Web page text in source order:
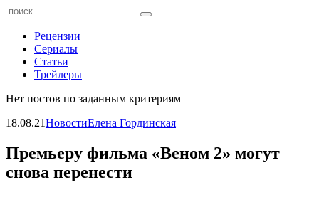
Найти:
Рецензии
Сериалы
Статьи
Трейлеры
Нет постов по заданным критериям
18.08.21НовостиЕлена Гординская
Премьеру фильма «Веном 2» могут
снова перенести